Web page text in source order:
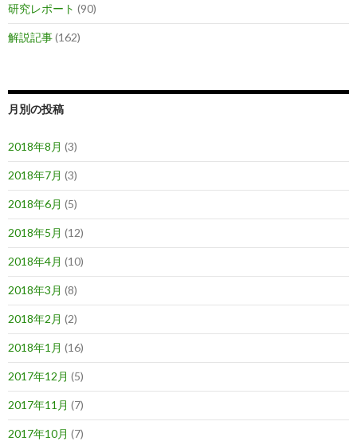
研究レポート (90)
解説記事(162)
月別の投稿
2018年8月 (3)
2018年7月 (3)
2018年6月 (5)
2018年5月 (12)
2018年4月 (10)
2018年3月 (8)
2018年2月 (2)
2018年1月 (16)
2017年12月 (5)
2017年11月 (7)
2017年10月 (7)